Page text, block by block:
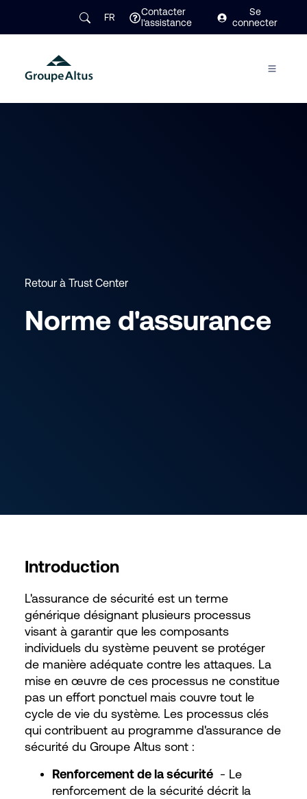
FR
Contacter
l'assistance
Se
connecter
Retour à Trust Center
Norme d'assurance
Introduction
L'assurance de sécurité est un terme
générique désignant plusieurs processus
visant à garantir que les composants
individuels du système peuvent se protéger
de manière adéquate contre les attaques. La
mise en œuvre de ces processus ne constitue
pas un effort ponctuel mais couvre tout le
cycle de vie du système. Les processus clés
qui contribuent au programme d'assurance de
sécurité du Groupe Altus sont :
Renforcement de la sécurité- Le
renforcement de la sécurité décrit la